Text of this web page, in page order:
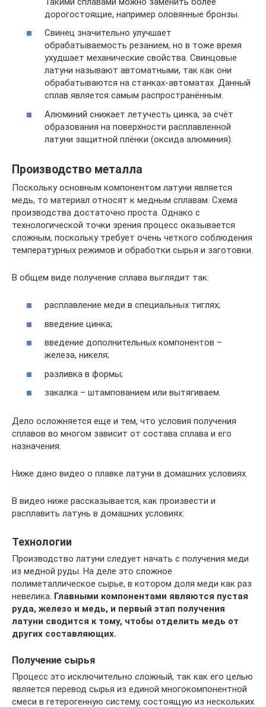
дорогостоящие, например оловянные бронзы.
Свинец значительно улучшает
обрабатываемость резанием, но в тоже время
ухудшает механические свойства. Свинцовые
латуни называют автоматными, так как они
обрабатываются на станках-автоматах. Данный
сплав является самым распространённым.
Алюминий снижает летучесть цинка, за счёт
образования на поверхности расплавленной
латуни защитной плёнки (оксида алюминия).
Производство металла
Поскольку основным компонентом латуни является
медь, то материал относят к медным сплавам. Схема
производства достаточно проста. Однако с
технологической точки зрения процесс оказывается
сложным, поскольку требует очень четкого соблюдения
температурных режимов и обработки сырья и заготовки.
В общем виде получение сплава выглядит так:
расплавление меди в специальных тиглях;
введение цинка;
введение дополнительных компонентов –
железа, никеля;
разливка в формы;
закалка – штампованием или вытягиваем.
Дело осложняется еще и тем, что условия получения
сплавов во многом зависит от состава сплава и его
назначения.
Ниже дано видео о плавке латуни в домашних условиях.
В видео ниже рассказывается, как произвести и
расплавить латунь в домашних условиях:
Технологии
Производство латуни следует начать с получения меди
из медной руды. На деле это сложное
полиметаллическое сырье, в котором доля меди как раз
невелика. Главными компонентами являются пустая
руда, железо и медь, и первый этап получения
латуни сводится к тому, чтобы отделить медь от
других составляющих.
Получение сырья
Процесс это исключительно сложный, так как его целью
является перевод сырья из единой многокомпонентной
смеси в гетерогенную систему, состоящую из нескольких